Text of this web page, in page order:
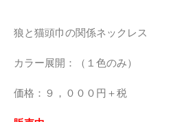
狼と猫頭巾の関係ネックレス
カラー展開：（１色のみ）
価格：９，０００円＋税